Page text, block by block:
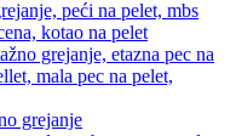
grejanje